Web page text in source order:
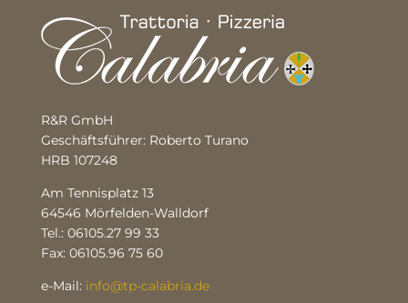
R&R GmbH
Geschäftsführer: Roberto Turano
HRB 107248
Am Tennisplatz 13
64546 Mörfelden-Walldorf
Tel.: 06105.27 99 33
Fax: 06105.96 75 60
e-Mail: info@tp-calabria.de